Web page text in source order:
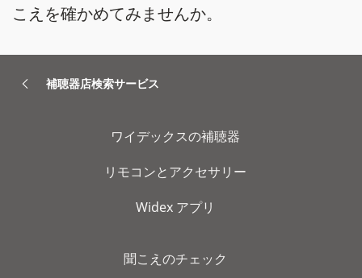
こえを確かめてみませんか。
補聴器店検索サービス
ワイデックスの補聴器
リモコンとアクセサリー
Widex アプリ
聞こえのチェック